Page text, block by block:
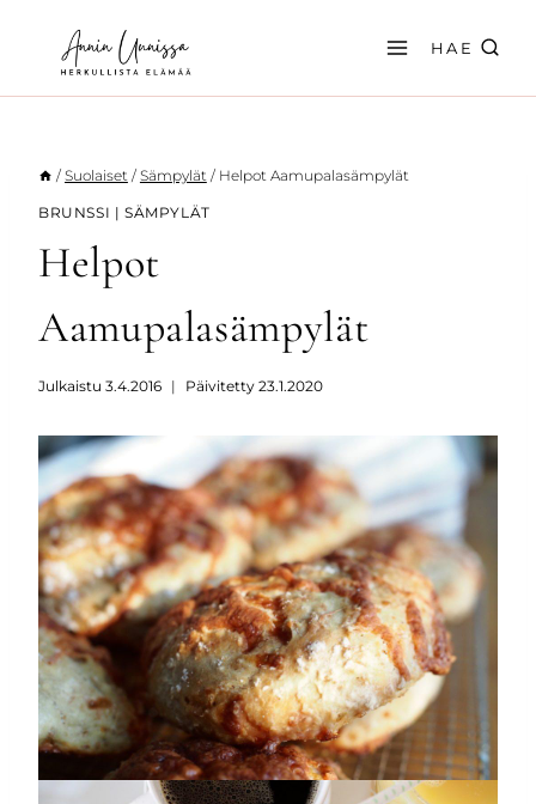
sisältöön
HAE
/ Suolaiset / Sämpylät / Helpot Aamupalasämpylät
BRUNSSI |SÄMPYLÄT
Helpot
Aamupalasämpylät
Julkaistu 3.4.2016 Päivitetty 23.1.2020